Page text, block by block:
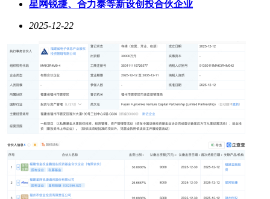
星网锐捷、合力泰等新设创投合伙企业
2025-12-22